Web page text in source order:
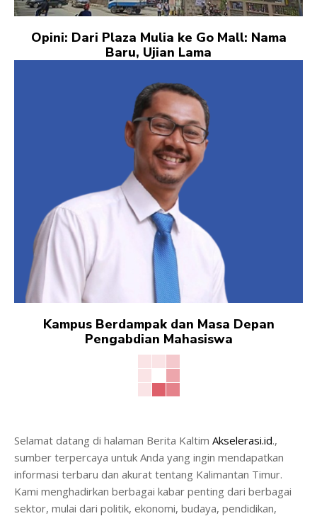
Opini: Dari Plaza Mulia ke Go Mall: Nama
Baru, Ujian Lama
Kampus Berdampak dan Masa Depan
Pengabdian Mahasiswa
Selamat datang di halaman Berita Kaltim Akselerasi.id.,
sumber terpercaya untuk Anda yang ingin mendapatkan
informasi terbaru dan akurat tentang Kalimantan Timur.
Kami menghadirkan berbagai kabar penting dari berbagai
sektor, mulai dari politik, ekonomi, budaya, pendidikan,